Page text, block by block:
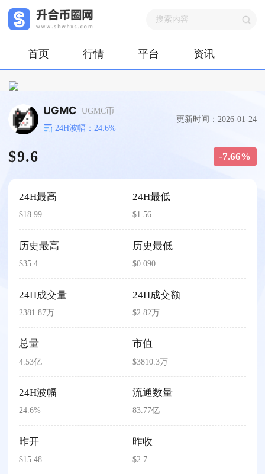
首页 行情 平台 资讯
UGMC UGMC币
24H波幅：24.6%
更新时间：2026-01-24
$9.6 -7.66%
24H最高
$18.99
24H最低
$1.56
历史最高
$35.4
历史最低
$0.090
24H成交量
2381.87万
24H成交额
$2.82万
总量
4.53亿
市值
$3810.3万
24H波幅
24.6%
流通数量
83.77亿
昨开
$15.48
昨收
$2.7